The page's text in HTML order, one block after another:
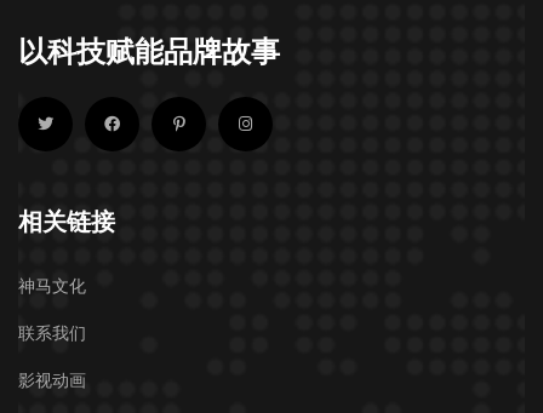
以科技赋能品牌故事
相关链接
神马文化
联系我们
影视动画